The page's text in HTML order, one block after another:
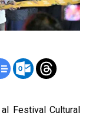
Festival Cultural